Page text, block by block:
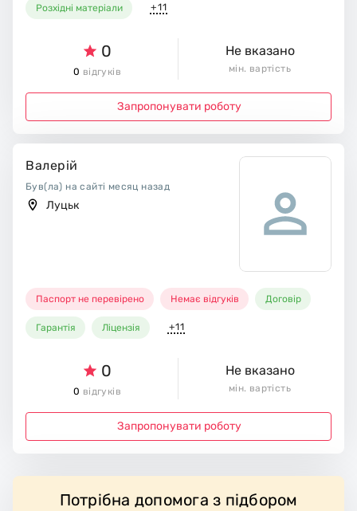
Розхідні матеріали +11
0
0 відгуків
Не вказано
мін. вартість
Запропонувати роботу
Валерій
Був(ла) на сайті месяц назад
Луцьк
Паспорт не перевірено Немає відгуків Договір
Гарантія Ліцензія +11
0
0 відгуків
Не вказано
мін. вартість
Запропонувати роботу
Потрібна допомога з підбором